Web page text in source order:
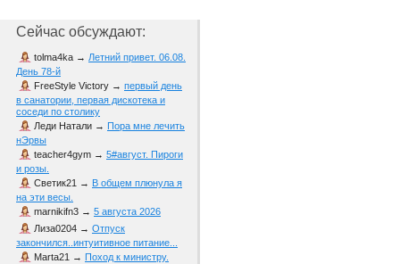
Сейчас обсуждают:
tolma4ka → Летний привет. 06.08.
День 78-й
FreeStyle Victory → первый день
в санатории, первая дискотека и
соседи по столику
Леди Натали → Пора мне лечить
нЭрвы
teacher4gym → 5#август. Пироги
и розы.
Светик21 → В общем плюнула я
на эти весы.
marnikifn3 → 5 августа 2026
Лиза0204 → Отпуск
закончился..интуитивное питание...
Marta21 → Поход к министру.